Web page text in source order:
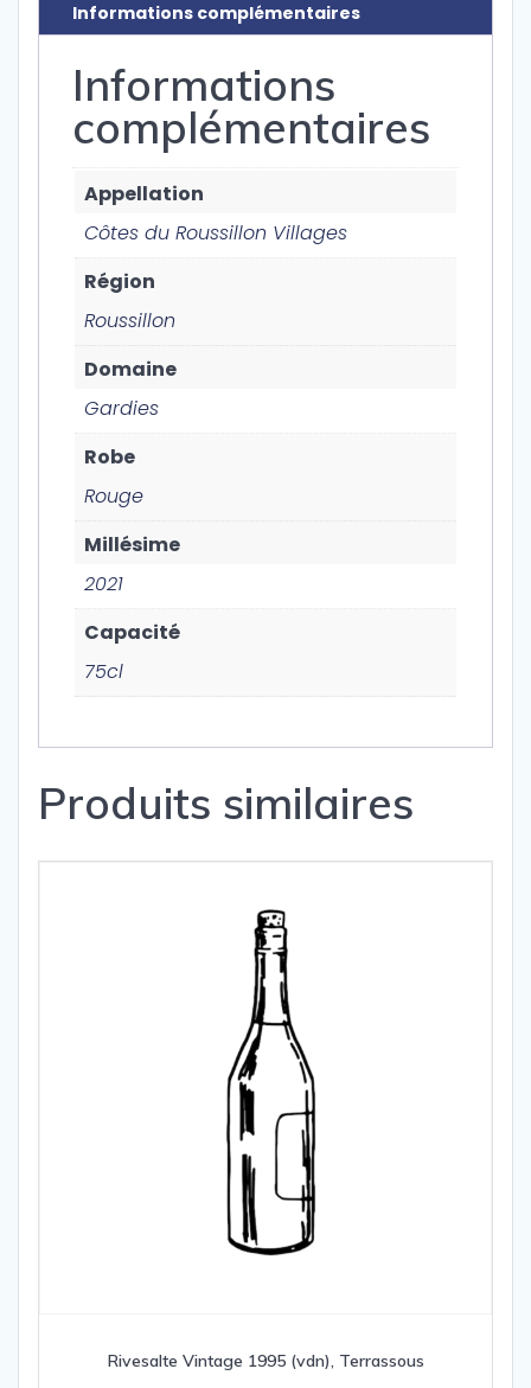
Informations complémentaires
Informations
complémentaires
Appellation
Côtes du Roussillon Villages
Région
Roussillon
Domaine
Gardies
Robe
Rouge
Millésime
2021
Capacité
75cl
Produits similaires
Rivesalte Vintage 1995 (vdn), Terrassous